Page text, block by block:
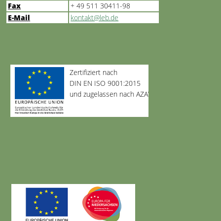
Fax
+ 49 511 30411-98
E-Mail
kontakt@leb.de
Zertifiziert nach
DIN EN ISO 9001:2015
und zugelassen nach AZAV